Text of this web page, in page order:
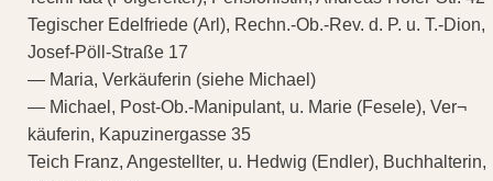
Tegischer Edelfriede (Arl), Rechn.-Ob.-Rev. d. P. u. T.-Dion,
Josef-Pöll-Straße 17
— Maria, Verkäuferin (siehe Michael)
— Michael, Post-Ob.-Manipulant, u. Marie (Fesele), Ver¬
käuferin, Kapuzinergasse 35
Teich Franz, Angestellter, u. Hedwig (Endler), Buchhalterin,